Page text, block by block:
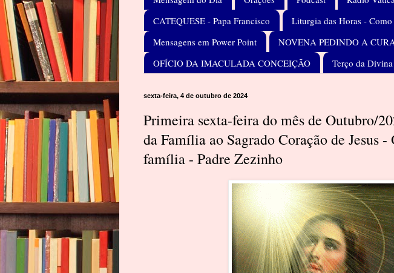
CATEQUESE - Papa Francisco
Liturgia das Horas - Como
Mensagens em Power Point
NOVENA PEDINDO A
OFÍCIO DA IMACULADA CONCEIÇÃO
Terço da
sexta-feira, 4 de outubro de 2024
Primeira sexta-feira do mês de Outubro/
da Família ao Sagrado Coração de Jesus -
família - Padre Zezinho